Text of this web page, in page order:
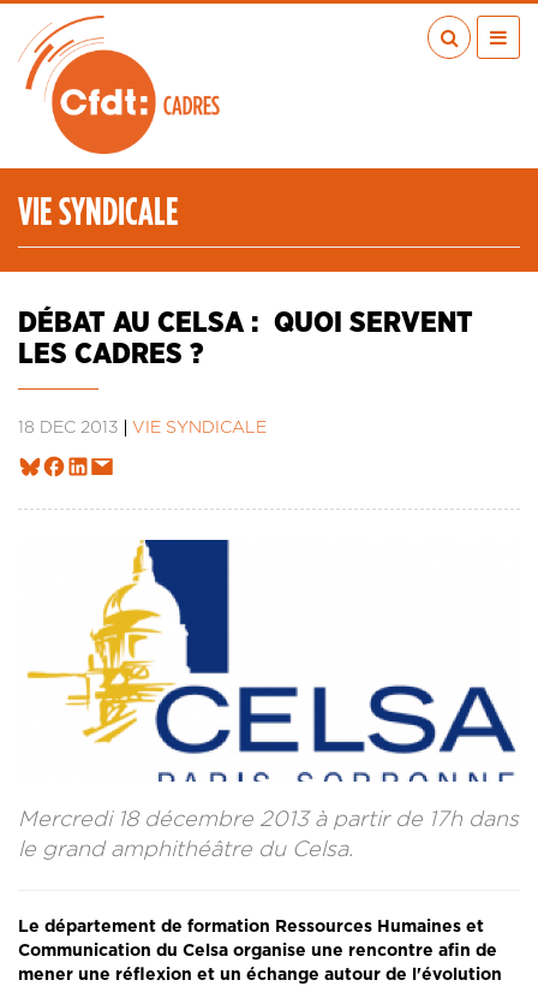
contenu
principal
ACTUALITÉS
PUBLICATIONS
EN RÉGION
À VOS COTÉS
QUI SOMMES-NOUS ?
LES TRANSITIONS JUSTES
IA
ESPACE ADHÉRENTS
ADHÉRER
LA REVUE CADRES
L’OBSERVATOIRE DES CADRES
VIE SYNDICALE
DÉBAT AU CELSA : QUOI SERVENT
LES CADRES ?
18 DÉC 2013 VIE SYNDICALE
Mercredi 18 décembre 2013 à partir de 17h dans
le grand amphithéâtre du Celsa.
Le département de formation Ressources Humaines et
Communication du Celsa organise une rencontre afin de
mener une réflexion et un échange autour de l'évolution